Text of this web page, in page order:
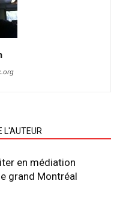
L'AUTEUR
en médiation
grand Montréal